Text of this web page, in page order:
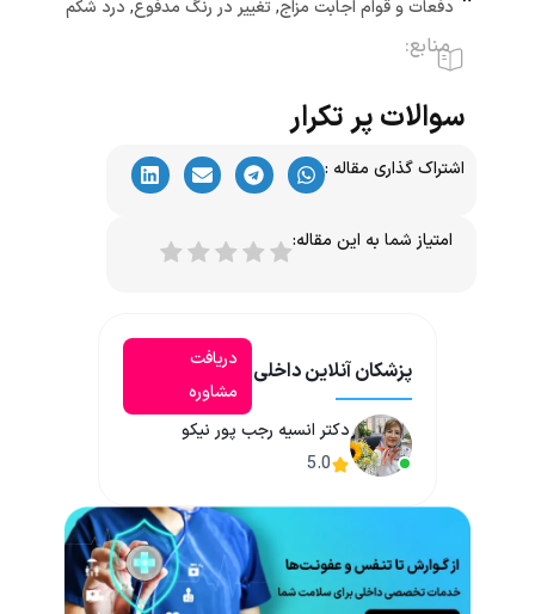
دفعات و قوام اجابت مزاج,تغییر در رنگ مدفوع, درد شکم
منابع:
سوالات پر تکرار
اشتراک گذاری مقاله :
امتیاز شما به این مقاله:
پزشکان آنلاین داخلی
دریافت
مشاوره
دکتر انسیه رجب پور نیکو
5.0